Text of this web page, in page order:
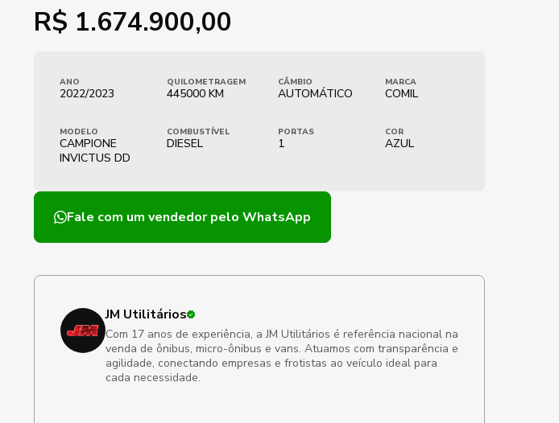
R$ 1.674.900,00
ANO
2022/2023
QUILOMETRAGEM
445000 KM
CÂMBIO
AUTOMÁTICO
MARCA
COMIL
MODELO
CAMPIONE
INVICTUS DD
COMBUSTÍVEL
DIESEL
PORTAS
1
COR
AZUL
Fale com um vendedorpelo WhatsApp
JM Utilitários
Com 17 anos de experiência, a JM Utilitários é referência nacional na
venda de ônibus, micro-ônibus e vans. Atuamos com transparência e
agilidade, conectando empresas e frotistas ao veículo ideal para
cada necessidade.